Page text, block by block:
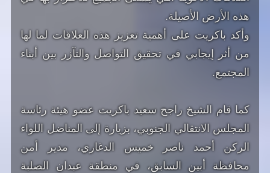
هذه الأرض الأصيلة.
وأكد باكريت على أهمية تعزيز هذه العلاقات لما لها
من أثر إيجابي في تحقيق التواصل والتآزر بين أبناء
المجتمع.
كما قام الشيخ راجح سعيد باكريت عضو هيئة رئاسة
المجلس الانتقالي الجنوبي، بزيارة إلى المناضل اللواء
الركن أحمد ناصر خميس الدغاري، مدير أمن
محافظة أبين السابق، في منطقة عبدان الصلبة